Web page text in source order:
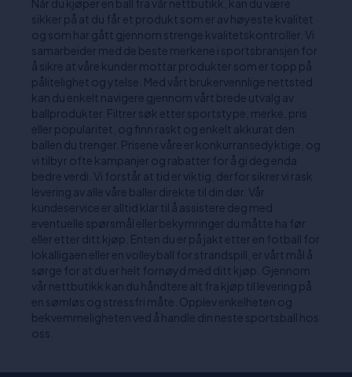
Når du kjøper en ball fra vår nettbutikk, kan du være
sikker på at du får et produkt som er av høyeste kvalitet
og som har gått gjennom strenge kvalitetskontroller. Vi
samarbeider med de beste merkene i sportsbransjen for
å sikre at våre kunder mottar produkter som er topp på
pålitelighet og ytelse. Med vårt brukervennlige nettsted
kan du enkelt navigere gjennom vårt brede utvalg av
ballprodukter. Filtrer søk etter sportstype, merke, pris
eller popularitet, og finn raskt og enkelt akkurat den
ballen du trenger. Prisene våre er konkurransedyktige, og
vi tilbyr ofte kampanjer og rabatter for å gi deg enda
bedre verdi. Vi forstår at tid er viktig, derfor sikrer vi rask
levering av alle våre baller direkte til din dør. Vår
kundeservice er alltid klar til å assistere deg med
eventuelle spørsmål eller bekymringer du måtte ha før
eller etter ditt kjøp. Enten du er på jakt etter en fotball for
lokalligaen eller en volleyball for strandspill, er vårt mål å
sørge for at du er helt fornøyd med ditt kjøp. Gjennom
vår nettbutikk kan du håndtere alt fra kjøp til levering på
en sømløs og stressfri måte. Opplev enkelheten og
bekvemmeligheten ved å handle din neste sportsball hos
oss.